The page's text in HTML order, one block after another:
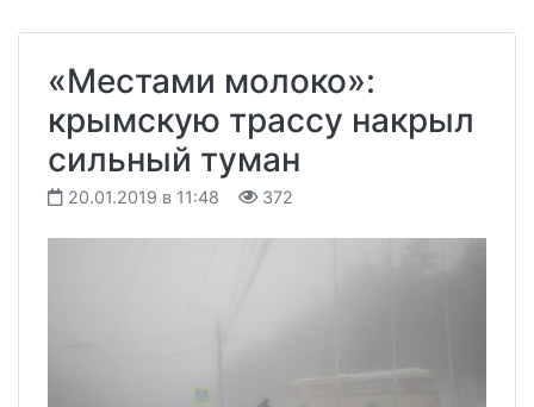
«Местами молоко»:
крымскую трассу накрыл
сильный туман
20.01.2019 в 11:48 372